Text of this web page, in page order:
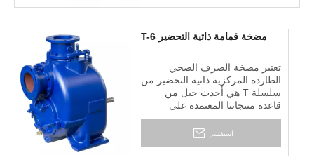
التعامل مع السوائل الصلبة
مضخة قمامة ذاتية التحضير T-6
تعتبر مضخة الصرف الصحي
الطاردة المركزية ذاتية التحضير من
سلسلة T هي أحدث جيل من
قاعدة منتجاتنا المعتمدة على
التكنولوجيا والحرف اليدوية
الأمريكية. إنه مصمم للتشغيل
التعامل مع السوائل الصلبة
استفسر